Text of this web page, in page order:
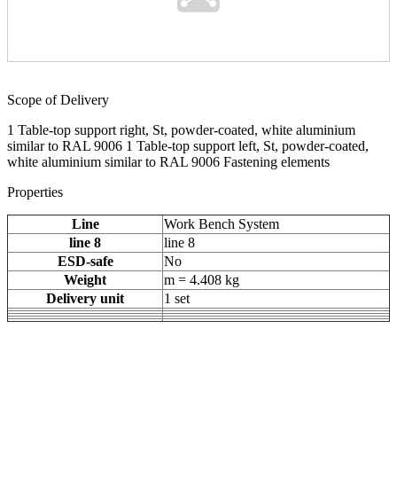
Scope of Delivery
1 Table-top support right, St, powder-coated, white aluminium
similar to RAL 9006 1 Table-top support left, St, powder-coated,
white aluminium similar to RAL 9006 Fastening elements
Properties
Line
Work Bench System
line 8
line 8
ESD-safe
No
Weight
m = 4.408 kg
Delivery unit
1 set